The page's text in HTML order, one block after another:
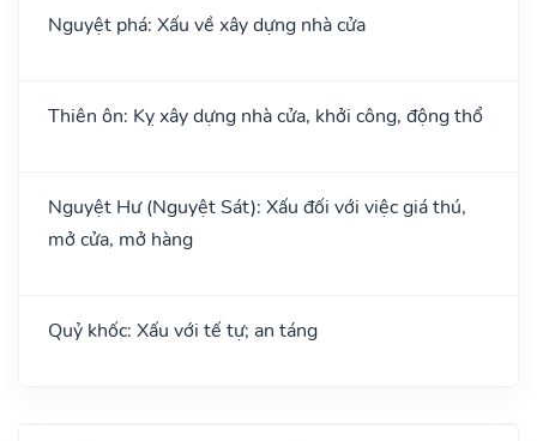
Nguyệt phá: Xấu về xây dựng nhà cửa
Thiên ôn: Kỵ xây dựng nhà cửa, khởi công, động thổ
Nguyệt Hư (Nguyệt Sát): Xấu đối với việc giá thú,
mở cửa, mở hàng
Quỷ khốc: Xấu với tế tự; an táng